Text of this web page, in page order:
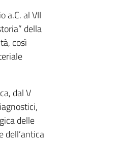
a.C. al VII
della
così
dal V
delle
dell’antica